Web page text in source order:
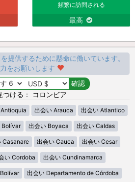
頻繁に訪問される
最高
提供するために懸命に働いています。
をお願いします
つける： コロンビア
出会い Arauca 出会い Atlantico
Bolívar 出会い Boyaca 出会い Caldas
Casanare 出会い Cauca 出会い Cesar
い Cordoba 出会い Cundinamarca
出会い Departamento de Córdoba